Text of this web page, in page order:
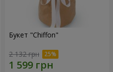
Букет "Chiffon"
2 132 грн